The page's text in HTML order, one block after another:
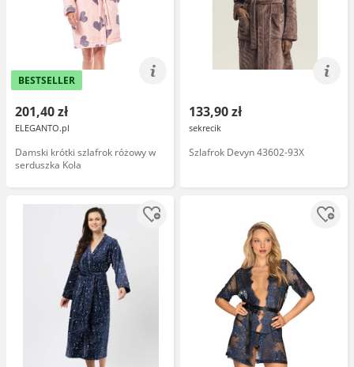
BESTSELLER
201,40 zł
ELEGANTO.pl
Damski krótki szlafrok różowy w
serduszka Kola
133,90 zł
sekrecik
Szlafrok Devyn 43602-93X